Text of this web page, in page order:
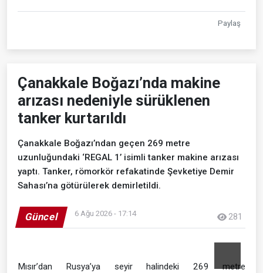
Paylaş
Çanakkale Boğazı’nda makine
arızası nedeniyle sürüklenen
tanker kurtarıldı
Çanakkale Boğazı’ndan geçen 269 metre
uzunluğundaki ‘REGAL 1’ isimli tanker makine arızası
yaptı. Tanker, römorkör refakatinde Şevketiye Demir
Sahası’na götürülerek demirletildi.
Güncel 6 Ağu 2026 - 17:14 281
Mısır’dan Rusya’ya seyir halindeki 269 metre